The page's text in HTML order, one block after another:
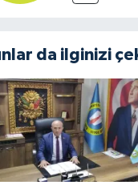
da ilginizi